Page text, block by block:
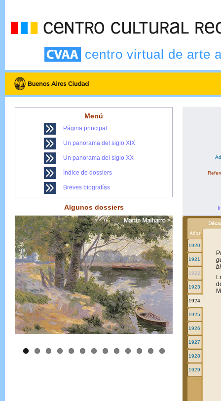
centro virtual de arte
Menú
Página principal
Un panorama del siglo XIX
Un panorama del siglo XX
Índice de dossiers
Breves biografías
Algunos dossiers
1920
1921
1922
1923
1924
1925
1926
1927
1928
1929